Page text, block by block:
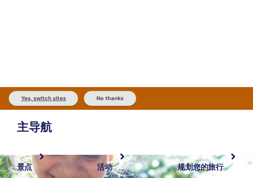
Yes, switch sites No thanks
主导航
景点 活动 规划您的旅行